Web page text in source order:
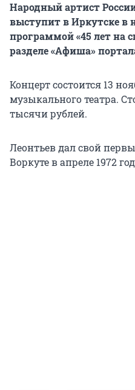
Народный артист
выступит в Иркутске в
программой «45 лет на
разделе «Афиша»
Концерт состоится 13
музыкального театра.
тысячи рублей.
Леонтьев дал свой
Воркуте в апреле 1972